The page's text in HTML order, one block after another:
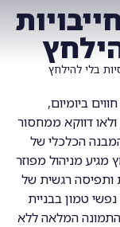
בלי להילחץ
ביומיום,
דווקא ממחסור
הכלכלי של
מניהול מפוזר
ותפיסה רגשית של
טמון בבניית
המלאה ללא